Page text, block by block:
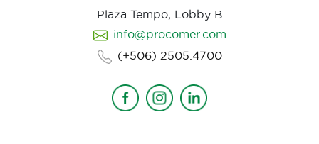
Plaza Tempo, Lobby B
info@procomer.com
(+506) 2505.4700